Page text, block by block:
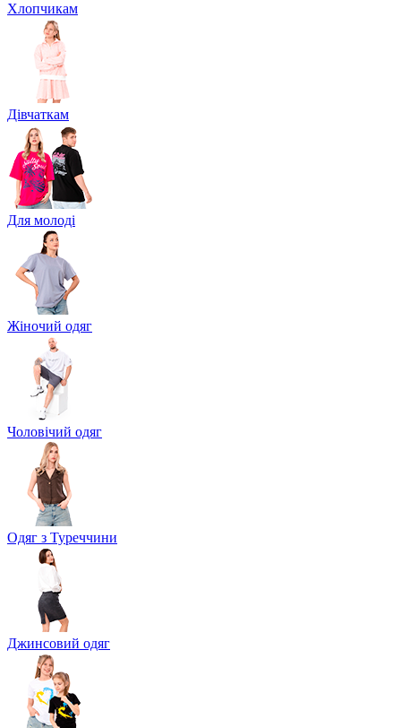
Хлопчикам
Дівчаткам
Для молоді
Жіночий одяг
Чоловічий одяг
Одяг з Туреччини
Джинсовий одяг